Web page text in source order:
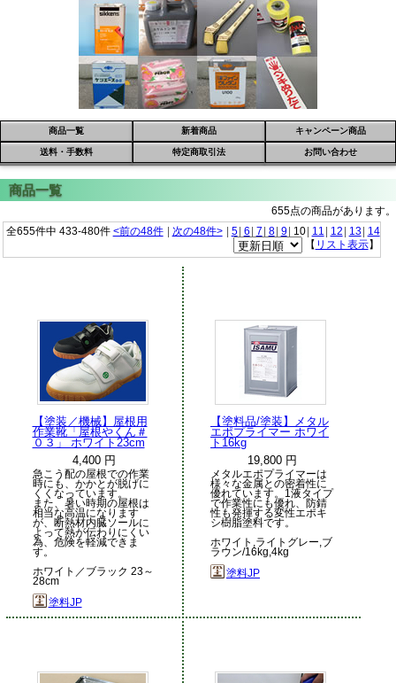
商品一覧 新着商品 キャンペーン商品
送料・手数料 特定商取引法 お問い合わせ
655点の商品があります。
全655件中 433-480件 <前の48件 次の48件> 5 6 7 8 9 10 11 12 13
14
【 リスト表示】
【塗装／機械】屋根用
作業靴「屋根やくん＃
０３」 ホワイト23cm
4,400 円
急こう配の屋根での作業
時にも、かかとが脱げに
くくなっています。
また、暑い時期の屋根は
相当な高温になります
が、断熱材内臓ソールに
よって熱が伝わりにくい
為、危険を軽減できま
す。
ホワイト／ブラック 23～
28cm
塗料JP
【塗料品/塗装】メタル
エポプライマー ホワイ
ト16kg
19,800 円
メタルエポプライマーは
様々な金属との密着性に
優れています。1液タイプ
で作業性にも優れ、防錆
性も発揮する変性エポキ
シ樹脂塗料です。
ホワイト,ライトグレー,ブ
ラウン/16kg,4kg
塗料JP